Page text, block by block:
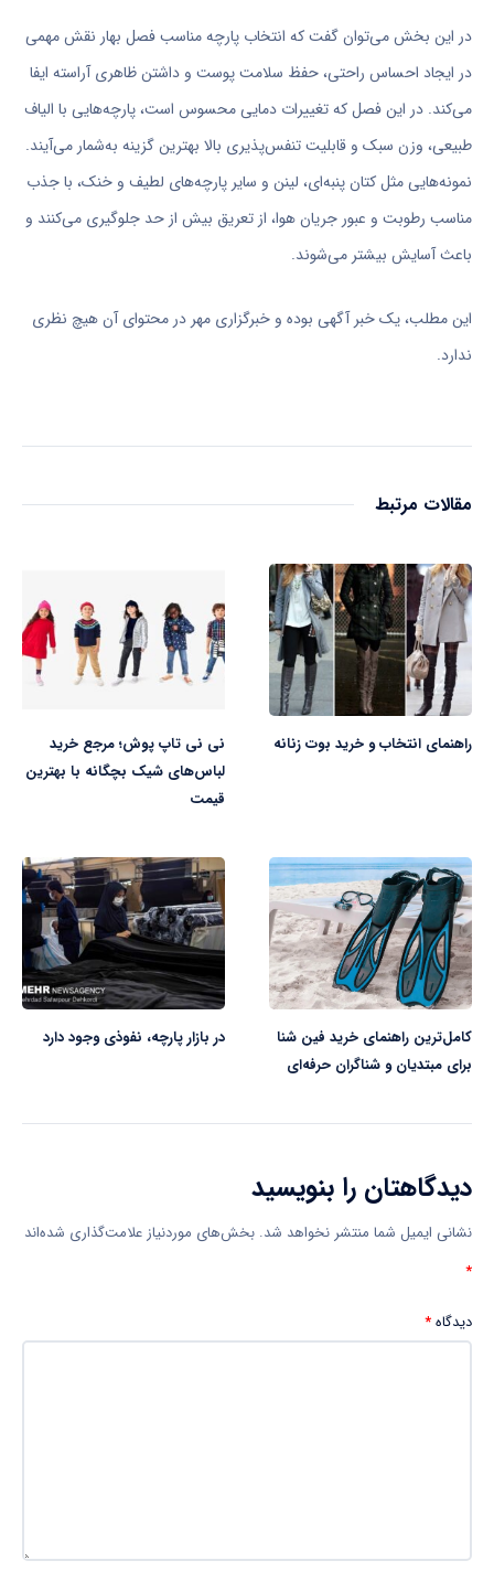
در این بخش می‌توان گفت که انتخاب پارچه مناسب فصل بهار نقش مهمی
در ایجاد احساس راحتی، حفظ سلامت پوست و داشتن ظاهری آراسته ایفا
می‌کند. در این فصل که تغییرات دمایی محسوس است، پارچه‌هایی با الیاف
طبیعی، وزن سبک و قابلیت تنفس‌پذیری بالا بهترین گزینه به‌شمار می‌آیند.
نمونه‌هایی مثل کتان پنبه‌ای، لینن و سایر پارچه‌های لطیف و خنک، با جذب
مناسب رطوبت و عبور جریان هوا، از تعریق بیش از حد جلوگیری می‌کنند و
باعث آسایش بیشتر می‌شوند.
این مطلب، یک خبر آگهی بوده و خبرگزاری مهر در محتوای آن هیچ نظری
ندارد.
مقالات مرتبط
راهنمای انتخاب و خرید بوت زنانه
نی نی تاپ پوش؛ مرجع خرید
لباس‌های شیک بچگانه با بهترین
قیمت
کامل‌ترین راهنمای خرید فین شنا
برای مبتدیان و شناگران حرفه‌ای
در بازار پارچه، نفوذی وجود دارد
دیدگاهتان را بنویسید
نشانی ایمیل شما منتشر نخواهد شد. بخش‌های موردنیاز علامت‌گذاری شده‌اند
*
دیدگاه*